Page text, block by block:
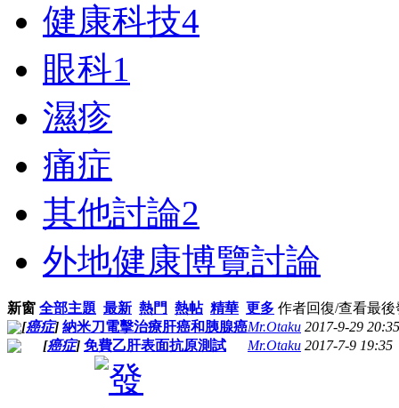
健康科技4
眼科1
濕疹
痛症
其他討論2
外地健康博覽討論
新窗 全部主題 最新 熱門 熱帖 精華 更多 作者回復/查看最後
[癌症] 納米刀電擊治療肝癌和胰腺癌Mr.Otaku 2017-9-29 20:35
[癌症] 免費乙肝表面抗原測試 Mr.Otaku 2017-7-9 19:35